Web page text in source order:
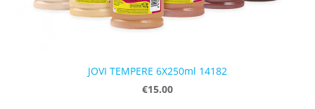
JOVI TEMPERE 6X250ml 14182
€15.00